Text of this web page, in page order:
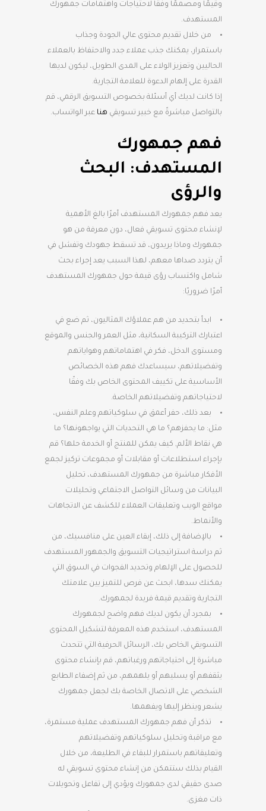
وقيمًا ومصممًا وفقًا لاحتياجات واهتمامات جمهورك
المستهدف.
من خلال تقديم محتوى عالي الجودة وجذاب
باستمرار، يمكنك جذب عملاء جدد والاحتفاظ بالعملاء
الحاليين وتعزيز الولاء على المدى الطويل، ليكون لديها
القدرة على إلهام الدعوة للعلامة التجارية.
إذا كانت لديك أي أسئلة بخصوص التسويق الرقمي، قم
بالتواصل مباشرةً مع خبير تسويقي هنا عبر الواتساب.
فهم جمهورك
المستهدف: البحث
والرؤى
يعد فهم جمهورك المستهدف أمرًا بالغ الأهمية
لإنشاء محتوى تسويقي فعال، دون معرفة من هو
جمهورك وماذا يريدون، قد تسقط جهودك وتفشل في
أن يتردد صداها معهم، لهذا السبب يعد إجراء بحث
شامل واكتساب رؤى قيمة حول جمهورك المستهدف
أمرًا ضروريًا:
ابدأ بتحديد من هم عملاؤك المثاليون، ثم ضع في
اعتبارك التركيبة السكانية، مثل العمر والجنس والموقع
ومستوى الدخل، فكر في اهتماماتهم وهواياتهم
وتفضيلاتهم، سيساعدك فهم هذه الخصائص
الأساسية على تكييف المحتوى الخاص بك وفقًا
لاحتياجاتهم وتفضيلاتهم الخاصة.
بعد ذلك، حفر أعمق في سلوكياتهم وعلم النفس،
مثل: ما يحفزهم؟ ما هي التحديات التي يواجهونها؟ ما
هي نقاط الألم, كيف يمكن للمنتج أو الخدمة حلها؟ قم
بإجراء استطلاعات أو مقابلات أو مجموعات تركيز لجمع
الأفكار مباشرة من جمهورك المستهدف، تحليل
البيانات من وسائل التواصل الاجتماعي وتحليلات
مواقع الويب وتعليقات العملاء للكشف عن الاتجاهات
والأنماط.
بالإضافة إلى ذلك، إبقاء العين على منافسيك، من
ثم دراسة استراتيجيات التسويق والجمهور المستهدف
للحصول على الإلهام وتحديد الفجوات في السوق التي
يمكنك سدها، ابحث عن فرص للتميز بين علامتك
التجارية وتقديم قيمة فريدة لجمهورك.
بمجرد أن يكون لديك فهم واضح لجمهورك
المستهدف، استخدم هذه المعرفة لتشكيل المحتوى
التسويقي الخاص بك، الرسائل الحرفية التي تتحدث
مباشرة إلى احتياجاتهم ورغباتهم، قم بإنشاء محتوى
يثقفهم أو يسليهم أو يلهمهم، من ثم إضفاء الطابع
الشخصي على الاتصال الخاصة بك لجعل جمهورك
يشعر وينظر إليها ويفهمها.
تذكر أن فهم جمهورك المستهدف عملية مستمرة،
مع مراقبة وتحليل سلوكياتهم وتفضيلاتهم
وتعليقاتهم باستمرار للبقاء في الطليعة، من خلال
القيام بذلك ستتمكن من إنشاء محتوى تسويقي له
صدى حقيقي لدى جمهورك ويؤدي إلى تفاعل وتحويلات
ذات مغزى.